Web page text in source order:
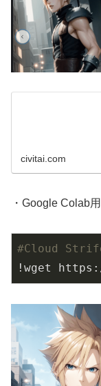
civitai.com
・Google Colab
#Cloud
!wget